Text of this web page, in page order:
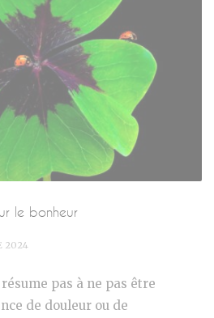
le bonheur
2024
pas à ne pas être
de douleur ou de